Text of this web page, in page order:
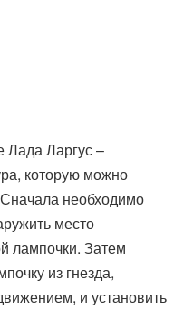
Лада Ларгус –
которую можно
необходимо
место
лампочки. Затем
из гнезда,
и установить